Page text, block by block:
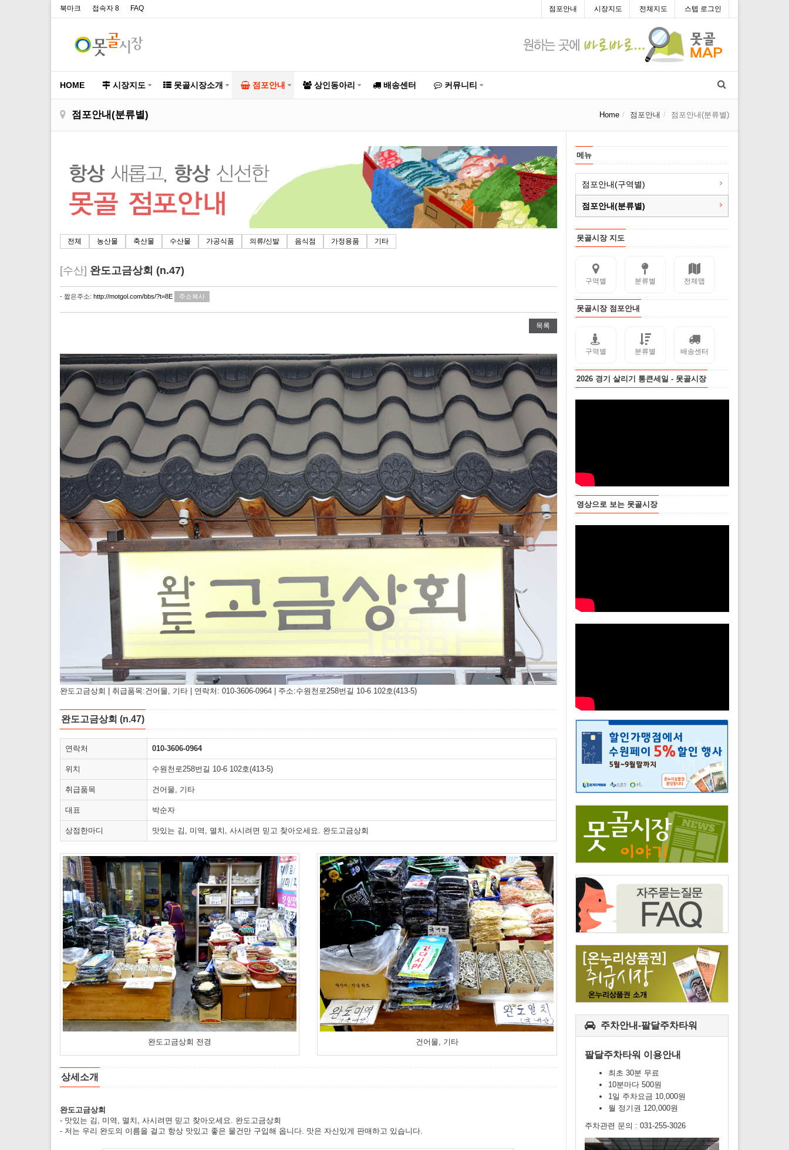
북마크 접속자 8 FAQ 점포안내 시장지도 전체지도 스텝 로그인
HOME 시장지도 못골시장소개 점포안내 상인동아리 배송센터 커뮤니티
점포안내(분류별) Home 점포안내 점포안내(분류별)
전체 농산물 축산물 수산물 가공식품 의류/신발 음식점 가정용품 기타
[수산] 완도고금상회 (n.47)
- 짧은주소: http://motgol.com/bbs/?t=8E 주소복사
목록
완도고금상회 | 취급품목:건어물, 기타 | 연락처: 010-3606-0964 | 주소:수원천로258번길 10-6 102호(413-5)
완도고금상회 (n.47)
연락처 010-3606-0964
위치 수원천로258번길 10-6 102호(413-5)
취급품목 건어물, 기타
대표 박순자
상점한마디 맛있는 김, 미역, 멸치, 사시려면 믿고 찾아오세요. 완도고금상회
완도고금상회 전경 건어물, 기타
상세소개
완도고금상회
- 맛있는 김, 미역, 멸치, 사시려면 믿고 찾아오세요. 완도고금상회
- 저는 우리 완도의 이름을 걸고 항상 맛있고 좋은 물건만 구입해 옵니다. 맛은 자신있게 판매하고 있습니다.
메뉴
점포안내(구역별)
점포안내(분류별)
못골시장 지도
구역별 분류별 전체맵
못골시장 점포안내
구역별 분류별 배송센터
2026 경기 살리기 통큰세일 - 못골시장
영상으로 보는 못골시장
주차안내-팔달주차타워
팔달주차타워 이용안내
최초 30분 무료
10분마다 500원
1일 주차요금 10,000원
월 정기권 120,000원
주차관련 문의 : 031-255-3026